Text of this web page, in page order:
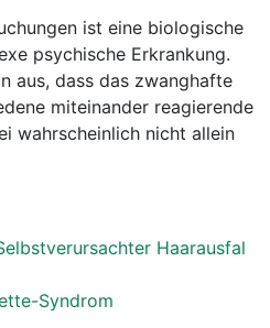
ist eine biologische
psychische Erkrankung.
aus, dass das zwanghafte
miteinander reagierende
wahrscheinlich nicht allein
Haarausfal
Syndrom